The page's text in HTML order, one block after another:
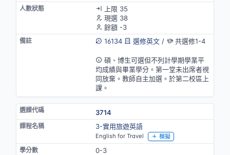
上限 35
現選 38
餘額 -3
16134
選修英文/ 共選修1-4
碩、博生可選但不列計學期學業平
均成績與畢業學分。第一堂未出席者視
同放棄。教師自主加選。於第二校區上
課。
3714
3-實用旅遊英語
English for Travel 模擬
0-3